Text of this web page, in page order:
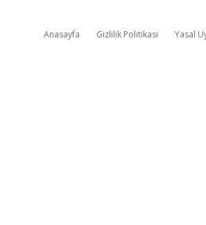
Anasayfa Gizlilik Politikası Yasal